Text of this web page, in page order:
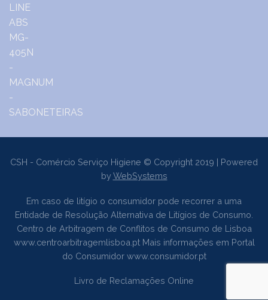
CSH - Comércio Serviço Higiene © Copyright 2019 | Powered
byWebSystems
Em caso de litígio o consumidor pode recorrer a uma
Entidade de Resolução Alternativa de Litígios de Consumo.
Centro de Arbitragem de Conflitos de Consumo de Lisboa
www.centroarbitragemlisboa.ptMais informações em Portal
do Consumidor www.consumidor.pt
Livro de Reclamações Online